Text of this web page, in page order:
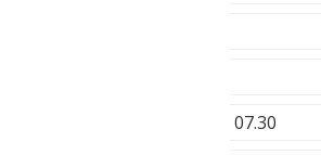
07.30